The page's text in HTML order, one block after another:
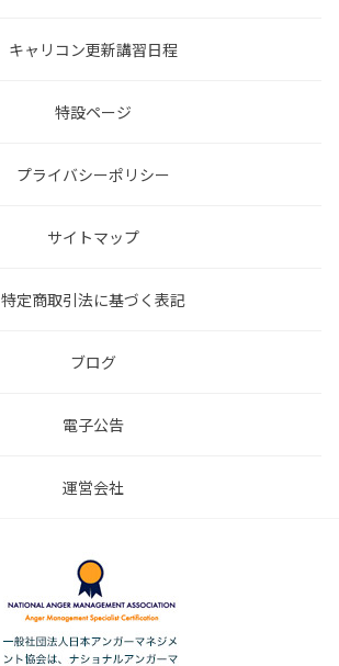
キャリコン更新講習日程
特設ページ
プライバシーポリシー
サイトマップ
特定商取引法に基づく表記
ブログ
電子公告
運営会社